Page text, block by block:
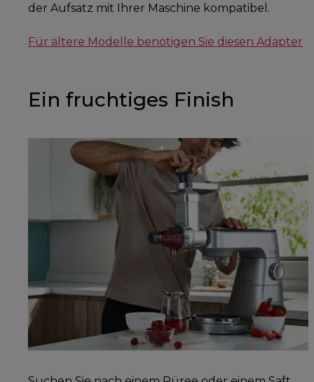
der Aufsatz mit Ihrer Maschine kompatibel.
Für ältere Modelle benötigen Sie diesen Adapter
Ein fruchtiges Finish